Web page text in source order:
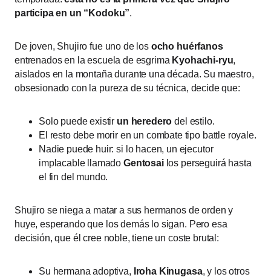
participa en un “Kodoku”.
De joven, Shujiro fue uno de los ocho huérfanos
entrenados en la escuela de esgrima Kyohachi-ryu,
aislados en la montaña durante una década. Su maestro,
obsesionado con la pureza de su técnica, decide que:
Solo puede existir un heredero del estilo.
El resto debe morir en un combate tipo battle royale.
Nadie puede huir: si lo hacen, un ejecutor
implacable llamadoGentosailos perseguirá hasta
el fin del mundo.
Shujiro se niega a matar a sus hermanos de orden y
huye, esperando que los demás lo sigan. Pero esa
decisión, que él cree noble, tiene un coste brutal:
Su hermana adoptiva, Iroha Kinugasa, y los otros